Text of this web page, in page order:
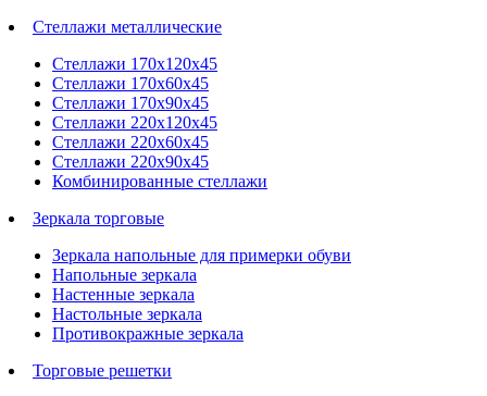
Стеллажи металлические
Стеллажи 170х120х45
Стеллажи 170х60х45
Стеллажи 170х90х45
Стеллажи 220х120х45
Стеллажи 220х60х45
Стеллажи 220х90х45
Комбинированные стеллажи
Зеркала торговые
Зеркала напольные для примерки обуви
Напольные зеркала
Настенные зеркала
Настольные зеркала
Противокражные зеркала
Торговые решетки